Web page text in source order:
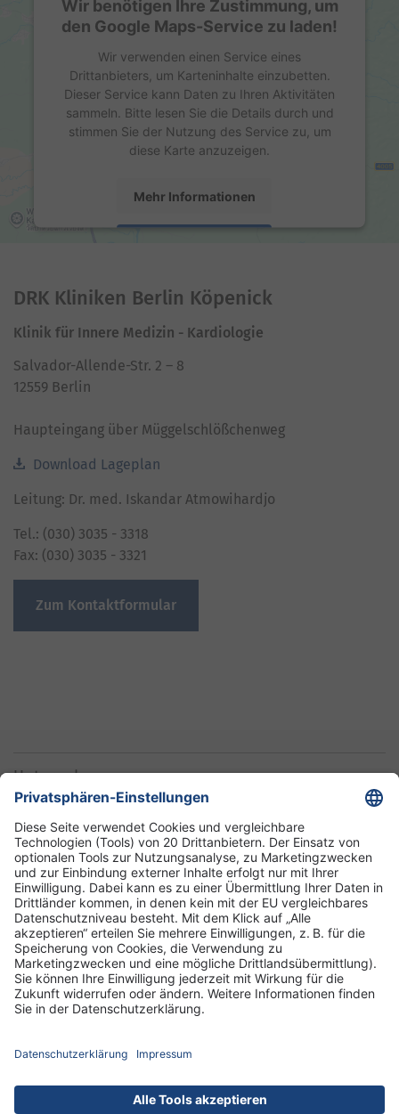
Wir benötigen Ihre Zustimmung, um
den Google Maps-Service zu laden!
Wir verwenden einen Service eines
Drittanbieters, um Karteninhalte einzubetten.
Dieser Service kann Daten zu Ihren Aktivitäten
sammeln. Bitte lesen Sie die Details durch und
stimmen Sie der Nutzung des Service zu, um
diese Karte anzuzeigen.
Mehr Informationen
Platform
DRK Kliniken Berlin Köpenick
Klinik für Innere Medizin - Kardiologie
Salvador-Allende-Str. 2 – 8
12559 Berlin
Haupteingang über Müggelschlößchenweg
Download Lageplan
Leitung: Dr. med. Iskandar Atmowihardjo
Tel.: (030) 3035 - 3318
Fax: (030) 3035 - 3321
Zum Kontaktformular
Unternehmen
Informationen
Standorte
DRK-Schwesternschaft Berlin
Impressum
Hausordnung